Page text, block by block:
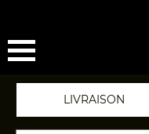
LIVRAISON